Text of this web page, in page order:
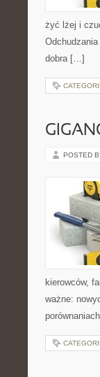
żyć lżej i
dobra […]
POSTED
kierowców,
ważne: